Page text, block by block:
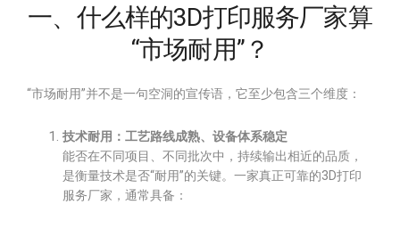
一、什么样的3D打印服务厂家算
“市场耐用”？
“市场耐用”并不是一句空洞的宣传语，它至少包含三个维度：
技术耐用：工艺路线成熟、设备体系稳定
能否在不同项目、不同批次中，持续输出相近的品质，
是衡量技术是否“耐用”的关键。一家真正可靠的3D打印
服务厂家，通常具备：